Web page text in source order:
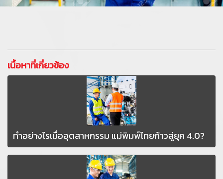
เนื้อหาที่เกี่ยวข้อง
ทำอย่างไรเมื่ออุตสาหกรรม แม่พิมพ์ไทยก้าวสู่ยุค 4.0?